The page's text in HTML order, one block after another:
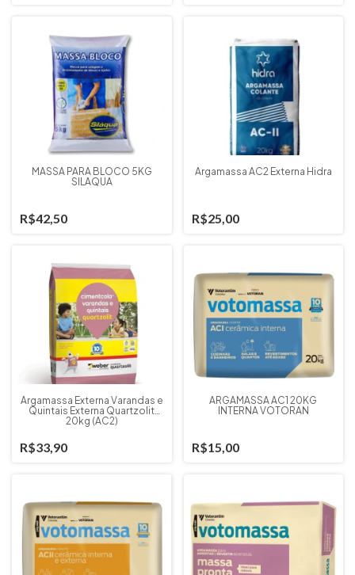
MASSA PARA BLOCO 5KG
SILAQUA
R$42,50
Argamassa AC2 Externa Hidra
R$25,00
Argamassa Externa Varandas e
Quintais Externa Quartzolit
20kg (AC2)
R$33,90
ARGAMASSA AC1 20KG
INTERNA VOTORAN
R$15,00